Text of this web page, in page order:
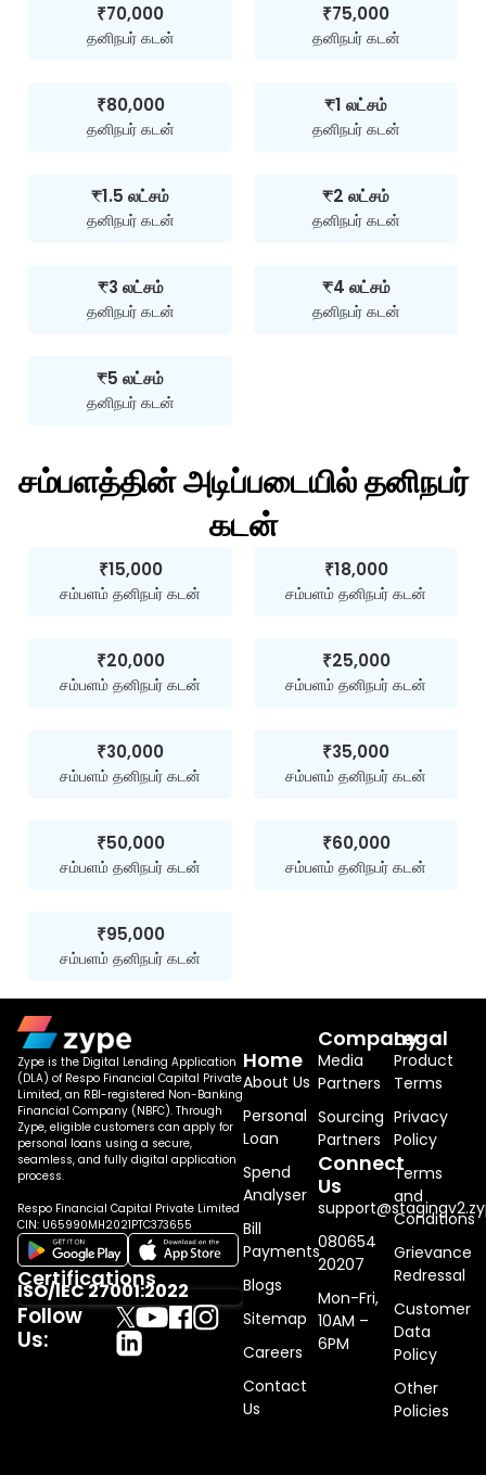
₹70,000
தனிநபர் கடன்
₹75,000
தனிநபர் கடன்
₹80,000
தனிநபர் கடன்
₹1 லட்சம்
தனிநபர் கடன்
₹1.5 லட்சம்
தனிநபர் கடன்
₹2 லட்சம்
தனிநபர் கடன்
₹3 லட்சம்
தனிநபர் கடன்
₹4 லட்சம்
தனிநபர் கடன்
₹5 லட்சம்
தனிநபர் கடன்
சம்பளத்தின் அடிப்படையில் தனிநபர்
கடன்
₹15,000
சம்பளம் தனிநபர் கடன்
₹18,000
சம்பளம் தனிநபர் கடன்
₹20,000
சம்பளம் தனிநபர் கடன்
₹25,000
சம்பளம் தனிநபர் கடன்
₹30,000
சம்பளம் தனிநபர் கடன்
₹35,000
சம்பளம் தனிநபர் கடன்
₹50,000
சம்பளம் தனிநபர் கடன்
₹60,000
சம்பளம் தனிநபர் கடன்
₹95,000
சம்பளம் தனிநபர் கடன்
Zype is the Digital Lending Application
(DLA) of Respo Financial Capital Private
Limited, an RBI-registered Non-Banking
Financial Company (NBFC). Through
Zype, eligible customers can apply for
personal loans using a secure,
seamless, and fully digital application
process.
Respo Financial Capital Private Limited
CIN: U65990MH2021PTC373655
Certifications
ISO/IEC 27001:2022
Follow
Us:
Home
About Us
Personal
Loan
Spend
Analyser
Bill
Payments
Blogs
Sitemap
Careers
Contact
Us
Company
Media
Partners
Sourcing
Partners
Connect
Us
080654
20207
Mon-Fri,
10AM –
6PM
Legal
Product
Terms
Privacy
Policy
Terms
and
Conditions
Grievance
Redressal
Customer
Data
Policy
Other
Policies